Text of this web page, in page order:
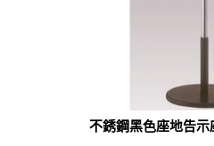
不銹鋼黑色座地告示